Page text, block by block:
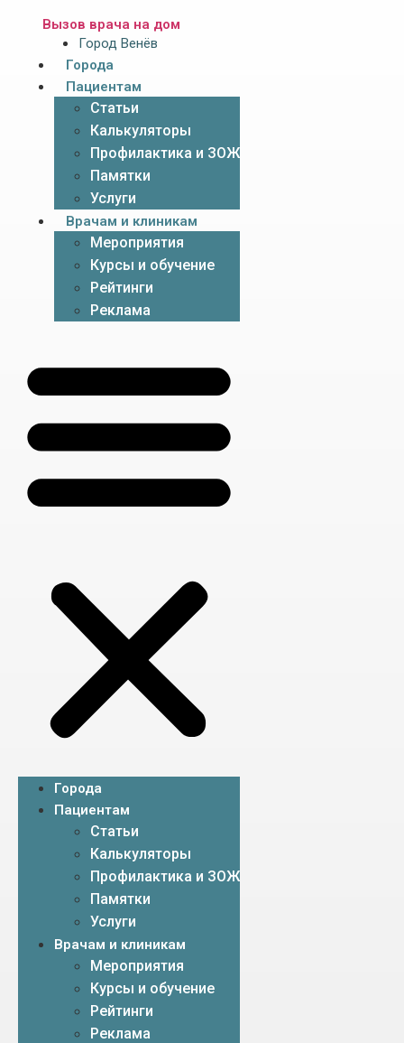
Вызов врача на дом
Город Венёв
Города
Пациентам
Статьи
Калькуляторы
Профилактика и ЗОЖ
Памятки
Услуги
Врачам и клиникам
Мероприятия
Курсы и обучение
Рейтинги
Реклама
Города
Пациентам
Статьи
Калькуляторы
Профилактика и ЗОЖ
Памятки
Услуги
Врачам и клиникам
Мероприятия
Курсы и обучение
Рейтинги
Реклама